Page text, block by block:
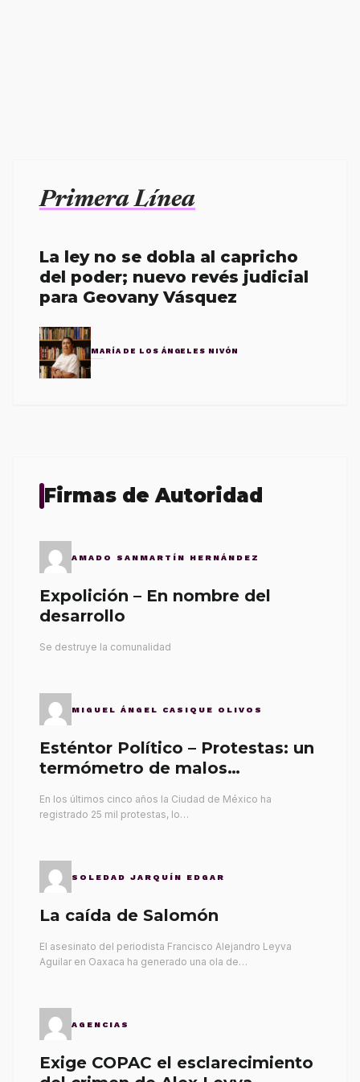
Primera Línea
La ley no se dobla al capricho
del poder; nuevo revés judicial
para Geovany Vásquez
MARÍA DE LOS ÁNGELES NIVÓN
Firmas de Autoridad
AMADO SANMARTÍN HERNÁNDEZ
Expolición – En nombre del
desarrollo
Se destruye la comunalidad
MIGUEL ÁNGEL CASIQUE OLIVOS
Esténtor Político – Protestas: un
termómetro de malos
En los últimos cinco años la Ciudad de México ha
registrado 25 mil protestas, lo…
SOLEDAD JARQUÍN EDGAR
La caída de Salomón
El asesinato del periodista Francisco Alejandro Leyva
Aguilar en Oaxaca ha generado una ola de…
AGENCIAS
Exige COPAC el esclarecimiento